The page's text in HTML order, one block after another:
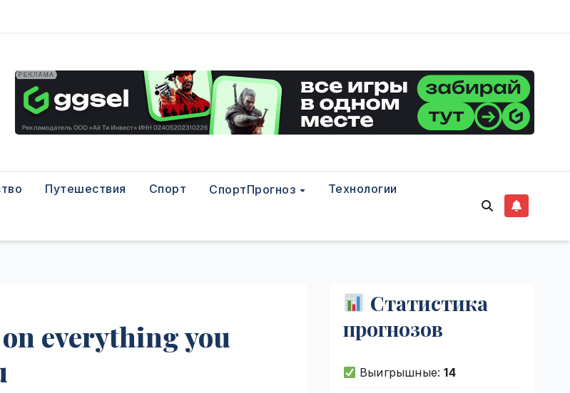
Путешествия Спорт СпортПрогноз Технологии
everything you
Статистика
прогнозов
Выигрышные:14